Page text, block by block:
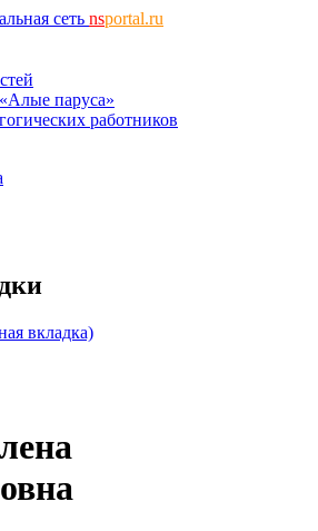
сеть nsportal.ru
паруса»
работников
вкладка)